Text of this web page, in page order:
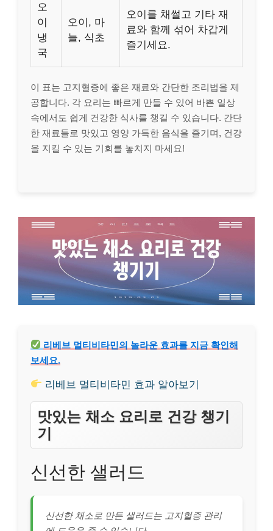
오
이
냉
국
오이, 마
늘, 식초
오이를 채썰고 기타 재
료와 함께 섞어 차갑게
즐기세요.
이 표는 고지혈증에 좋은 재료와 간단한 조리법을 제
공합니다. 각 요리는 빠르게 만들 수 있어 바쁜 일상
속에서도 쉽게 건강한 식사를 챙길 수 있습니다. 간단
한 재료들로 맛있고 영양 가득한 음식을 즐기며, 건강
을 지킬 수 있는 기회를 놓치지 마세요!
리베브 멀티비타민의 놀라운 효과를 지금 확인해
보세요.
리베브 멀티비타민 효과 알아보기
맛있는 채소 요리로 건강 챙기
기
신선한 샐러드
신선한 채소로 만든 샐러드는 고지혈증 관리